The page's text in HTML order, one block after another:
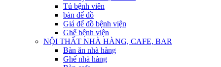
Tủ bệnh viên
bàn để đồ
Giá để đồ bệnh viện
Ghế bệnh viện
NỘI THẤT NHÀ HÀNG, CAFE, BAR
Bàn ăn nhà hàng
Ghế nhà hàng